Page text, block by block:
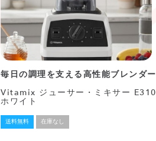
毎日の調理を支える高性能ブレンダー
Vitamix ジューサー・ミキサー E310
ホワイト
送料無料 在庫なし